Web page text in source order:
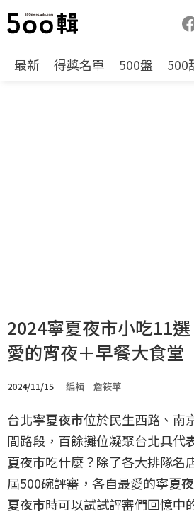
最新 得獎名單 500盤 500
2024寧夏夜市小吃11
愛的宵夜＋早餐大食堂
2024/11/15 編輯｜詹筱苹
台北寧夏夜市位於民生西路、南
間路段，百餘攤位凝聚台北具代
夏夜市吃什麼？除了各大排隊名
屆500碗評審，各自最愛的寧夏
夏夜市時可以試試評審們回憶中